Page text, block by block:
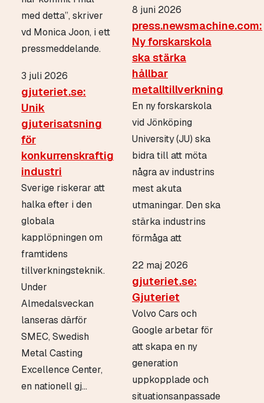
med detta”, skriver
vd Monica Joon, i ett
pressmeddelande.
3 juli 2026
gjuteriet.se:
Unik
gjuterisatsning
för
konkurrenskraftig
industri
Sverige riskerar att
halka efter i den
globala
kapplöpningen om
framtidens
tillverkningsteknik.
Under
Almedalsveckan
lanseras därför
SMEC, Swedish
Metal Casting
Excellence Center,
en nationell gj...
8 juni 2026
press.newsmachine.com:
Ny forskarskola
ska stärka
hållbar
metalltillverkning
En ny forskarskola
vid Jönköping
University (JU) ska
bidra till att möta
några av industrins
mest akuta
utmaningar. Den ska
stärka industrins
förmåga att
22 maj 2026
gjuteriet.se:
Gjuteriet
Volvo Cars och
Google arbetar för
att skapa en ny
generation
uppkopplade och
situationsanpassade